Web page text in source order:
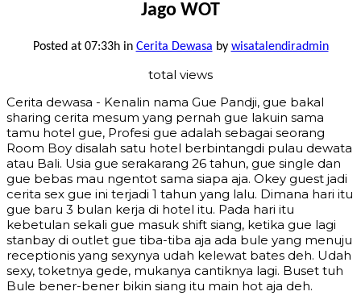
Jago WOT
Posted at 07:33hin Cerita Dewasa by wisatalendiradmin
total views
Cerita dewasa - Kenalin nama Gue Pandji, gue bakal
sharing cerita mesum yang pernah gue lakuin sama
tamu hotel gue, Profesi gue adalah sebagai seorang
Room Boy disalah satu hotel berbintangdi pulau dewata
atau Bali. Usia gue serakarang 26 tahun, gue single dan
gue bebas mau ngentot sama siapa aja. Okey guest jadi
cerita sex gue ini terjadi 1 tahun yang lalu. Dimana hari itu
gue baru 3 bulan kerja di hotel itu. Pada hari itu
kebetulan sekali gue masuk shift siang, ketika gue lagi
stanbay di outlet gue tiba-tiba aja ada bule yang menuju
receptionis yang sexynya udah kelewat bates deh. Udah
sexy, toketnya gede, mukanya cantiknya lagi. Buset tuh
Bule bener-bener bikin siang itu main hot aja deh.